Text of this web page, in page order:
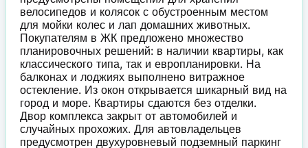
велосипедов и колясок с обустроенным местом
для мойки колес и лап домашних животных.
Покупателям в ЖК предложено множество
планировочных решений: в наличии квартиры, как
классического типа, так и европланировки. На
балконах и лоджиях выполнено витражное
остекление. Из окон открывается шикарный вид на
город и море. Квартиры сдаются без отделки.
Двор комплекса закрыт от автомобилей и
случайных прохожих. Для автовладельцев
предусмотрен двухуровневый подземный паркинг